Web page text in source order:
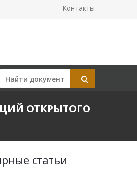
Контакты
ОТКРЫТОГО
статьи